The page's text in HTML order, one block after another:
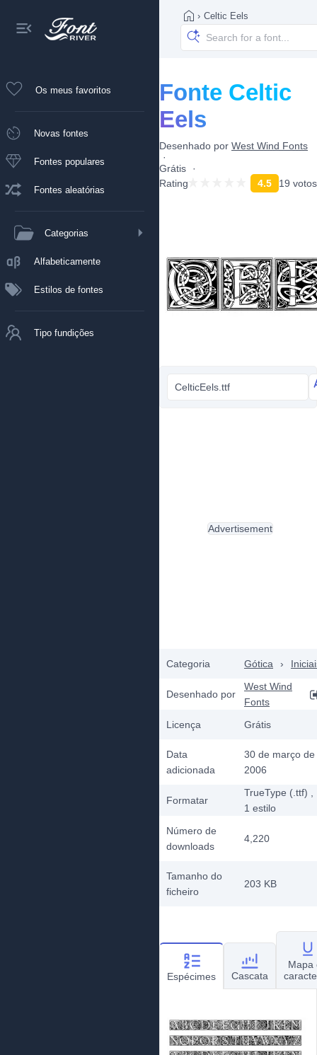
Os meus favoritos
Novas fontes
Fontes populares
Fontes aleatórias
Categorias
Alfabeticamente
Estilos de fontes
Tipo fundições
› Celtic Eels
Fonte Celtic
Eels
Desenhado por West Wind Fonts
Grátis
Rating
4.5 19 votos
CelticEels.ttf
Categoria Gótica ›
Desenhado por
West Wind
Fonts
Licença
Grátis
Data
adicionada
30 de março de
2006
Formatar
TrueType (.ttf)
1 estilo
Número de
downloads
4,220
Tamanho do
ficheiro
203 KB
Advertisement
Espécimes Cascata
Mapa